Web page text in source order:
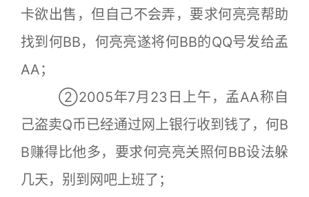
卡欲出售，但自己不会弄，要求何亮亮帮助
找到何BB，何亮亮遂将何BB的QQ号发给孟
AA；
②2005年7月23日上午，孟AA称自
己盗卖Q币已经通过网上银行收到钱了，何B
B赚得比他多，要求何亮亮关照何BB设法躲
几天，别到网吧上班了；